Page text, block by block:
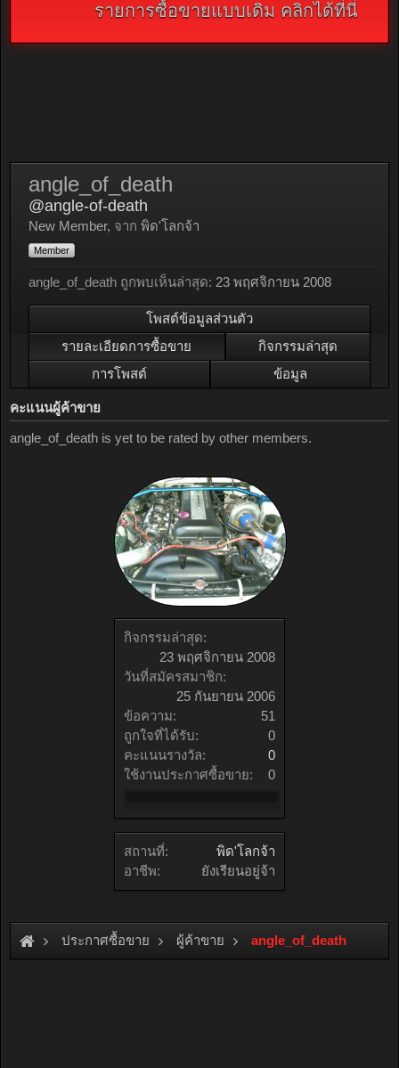
รายการซื้อขายแบบเดิม คลิกได้ที่นี่
กิจกรรมล่าสุด:
23 พฤศจิกายน 2008
วันที่สมัครสมาชิก:
25 กันยายน 2006
ข้อความ:
51
ถูกใจที่ได้รับ:
0
คะแนนรางวัล:
0
ใช้งานประกาศซื้อขาย:
0
สถานที่:
พิด'โลกจ้า
อาชีพ:
ยังเรียนอยู่จ้า
angle_of_death
@angle-of-death
New Member, จาก พิด'โลกจ้า
Member
angle_of_death ถูกพบเห็นล่าสุด: 23 พฤศจิกายน 2008
โพสต์ข้อมูลส่วนตัว
รายละเอียดการซื้อขาย
กิจกรรมล่าสุด
การโพสต์
ข้อมูล
คะแนนผู้ค้าขาย
angle_of_death is yet to be rated by other members.
ประกาศซื้อขาย ผู้ค้าขาย angle_of_death